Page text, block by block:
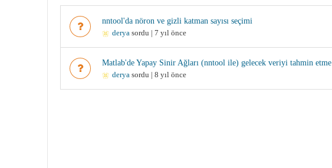
nntool'da nöron ve gizli katman sayısı seçimi
derya sordu | 7 yıl önce
Matlab'de Yapay Sinir Ağları (nntool ile) gelecek veriyi tahmin etme
derya sordu | 8 yıl önce